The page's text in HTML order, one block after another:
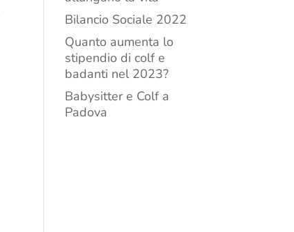
Bilancio Sociale 2022
Quanto aumenta lo
stipendio di colf e
badanti nel 2023?
Babysitter e Colf a
Padova